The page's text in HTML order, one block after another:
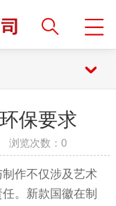
保要求
浏览次数：0
作不仅涉及艺术
。新款国徽在制